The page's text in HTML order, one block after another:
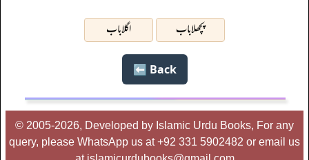
پچھلا باب اگلا باب
Back ⬅️
© 2005-2026, Developed by Islamic Urdu Books, For any
query, please WhatsApp us at +92 331 5902482 or email us